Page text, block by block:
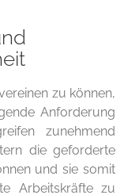
zu können,
Anforderung
zunehmend
die geforderte
und sie somit
Arbeitskräfte zu